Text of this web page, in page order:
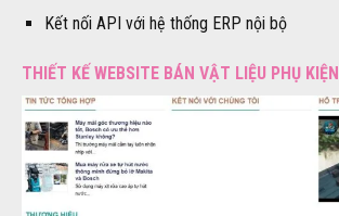
Kết nối API với hệ thống ERP nội bộ
THIẾT KẾ WEBSITE BÁN VẬT LIỆU PHỤ KIỆN